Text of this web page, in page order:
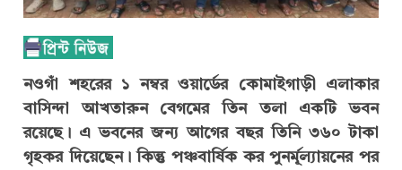
নওগাঁ শহরের ১ নম্বর ওয়ার্ডের কোমাইগাড়ী এলাকার
বাসিন্দা আখতারুন বেগমের তিন তলা একটি ভবন
রয়েছে। এ ভবনের জন্য আগের বছর তিনি ৩৬০ টাকা
গৃহকর দিয়েছেন। কিন্তু পঞ্চবার্ষিক কর পুনর্মূল্যায়নের পর